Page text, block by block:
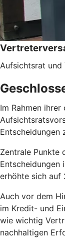
Aufsichtsrat
Im Rahmen
Entscheidungen
Zentrale Punkte
Entscheidungen
erhöhte sich auf
Auch vor dem
im Kredit- und
wie wichtig
nachhaltigen